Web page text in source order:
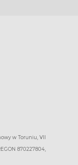
w Toruniu, VII
870227804,